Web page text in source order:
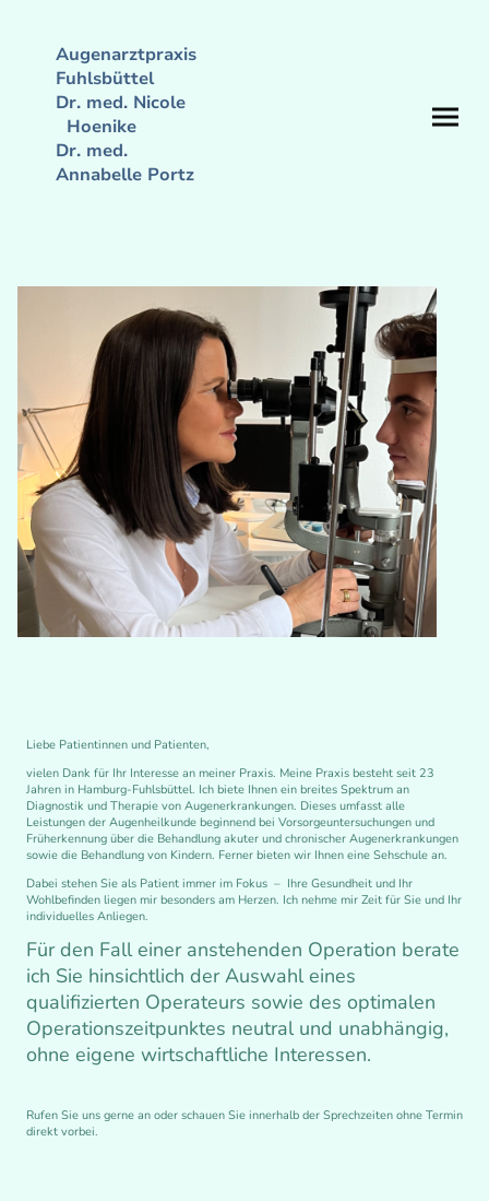
Augenarztpraxis
Fuhlsbüttel
Dr. med. Nicole
Hoenike
Dr. med.
Annabelle Portz
Liebe Patientinnen und Patienten,
vielen Dank für Ihr Interesse an meiner Praxis. Meine Praxis besteht seit 23
Jahren in Hamburg-Fuhlsbüttel. Ich biete Ihnen ein breites Spektrum an
Diagnostik und Therapie von Augenerkrankungen. Dieses umfasst alle
Leistungen der Augenheilkunde beginnend bei Vorsorgeuntersuchungen und
Früherkennung über die Behandlung akuter und chronischer Augenerkrankungen
sowie die Behandlung von Kindern. Ferner bieten wir Ihnen eine Sehschule an.
Dabei stehen Sie als Patient immer im Fokus – Ihre Gesundheit und Ihr
Wohlbefinden liegen mir besonders am Herzen. Ich nehme mir Zeit für Sie und Ihr
individuelles Anliegen.
Für den Fall einer anstehenden Operation berate
ich Sie hinsichtlich der Auswahl eines
qualifizierten Operateurs sowie des optimalen
Operationszeitpunktes neutral und unabhängig,
ohne eigene wirtschaftliche Interessen.
Rufen Sie uns gerne an oder schauen Sie innerhalb der Sprechzeiten ohne Termin
direkt vorbei.